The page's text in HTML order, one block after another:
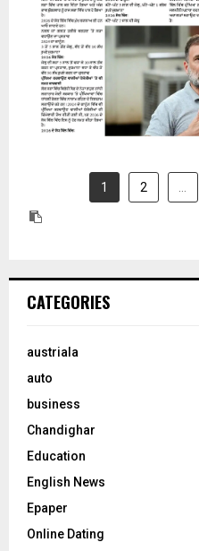
1 2
CATEGORIES
austriala
auto
business
Chandighar
Education
English News
Epaper
Online Dating